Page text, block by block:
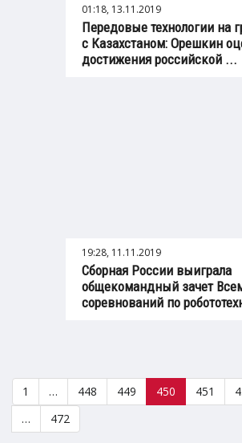
01:18, 13.11.2019
Передовые технологии на
с Казахстаном: Орешкин
достижения российской ...
19:28, 11.11.2019
Сборная России выиграла
общекомандный зачет
соревнований по
1 … 448 449 450 451
…
472